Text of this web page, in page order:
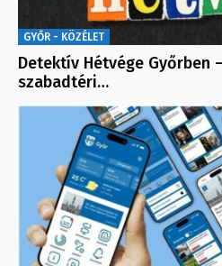
GYŐR - KÖZÉLET
Detektív Hétvége Győrben
szabadtéri…